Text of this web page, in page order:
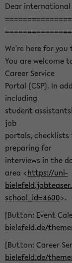
Dear
We're here for
You are welcome
Career Service
Portal (CSP). In
including
student
job
portals,
preparing for
interviews in the
area <https://uni-
school_id=4600>.
[Button: Event
bielefeld.de/
[Button: Career
bielefeld.de/